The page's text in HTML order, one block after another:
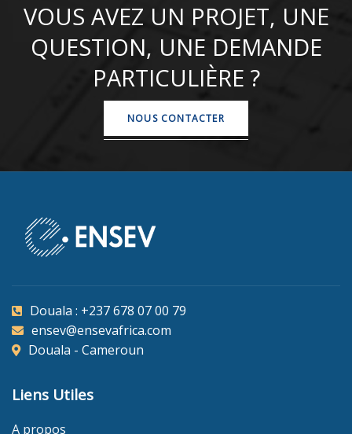
VOUS AVEZ UN PROJET, UNE
QUESTION, UNE DEMANDE
PARTICULIÈRE ?
NOUS CONTACTER
Douala : +237 678 07 00 79
ensev@ensevafrica.com
Douala - Cameroun
Liens Utiles
A propos